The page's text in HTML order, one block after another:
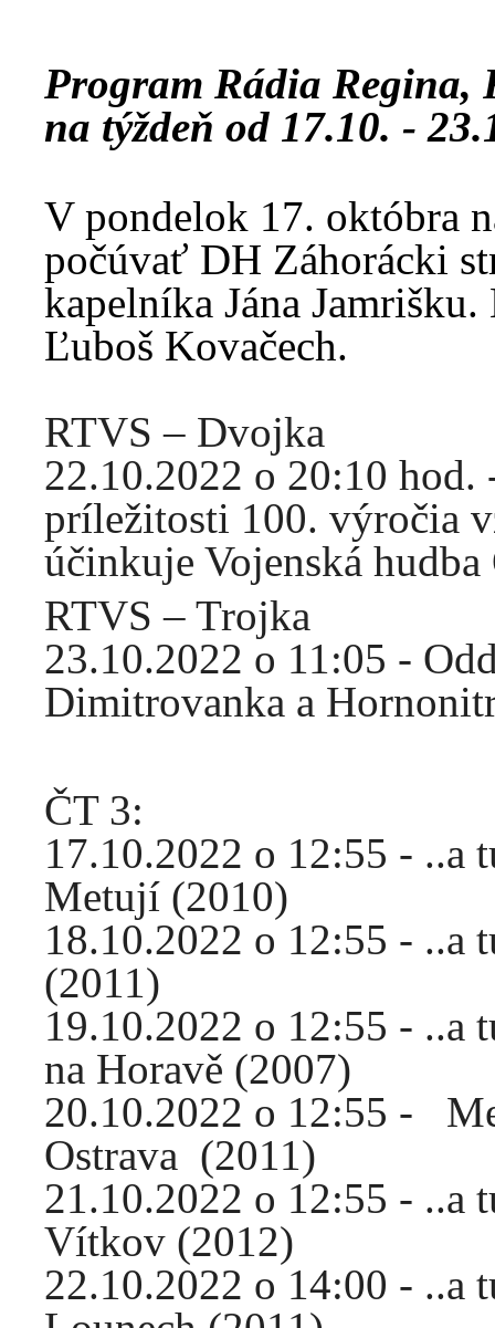
Program Rádia Regina,
na týždeň od 17.10. -
V pondelok 17. októbra
počúvať DH Záhorácki
kapelníka Jána
Ľuboš Kovačech.
RTVS – Dvojka
22.10.2022 o 20:10 hod.
príležitosti 100. výročia
účinkuje Vojenská
RTVS – Trojka
23.10.2022 o 11:05 -
Dimitrovanka a
ČT 3:
17.10.2022 o 12:55 - ..a
Metují (2010)
18.10.2022 o 12:55 - ..a
(2011)
19.10.2022 o 12:55 - ..a
na Horavě (2007)
20.10.2022 o 12:55 -
Ostrava (2011)
21.10.2022 o 12:55 - ..a
Vítkov (2012)
22.10.2022 o 14:00 - ..a